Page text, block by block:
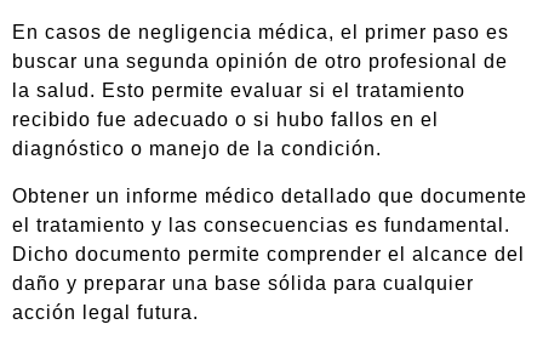
En casos de negligencia médica, el primer paso es
buscar una segunda opinión de otro profesional de
la salud. Esto permite evaluar si el tratamiento
recibido fue adecuado o si hubo fallos en el
diagnóstico o manejo de la condición.
Obtener un informe médico detallado que documente
el tratamiento y las consecuencias es fundamental.
Dicho documento permite comprender el alcance del
daño y preparar una base sólida para cualquier
acción legal futura.